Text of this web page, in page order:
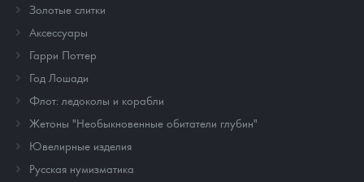
Золотые слитки
Аксессуары
Гарри Поттер
Год Лошади
Флот: ледоколы и корабли
Жетоны "Необыкновенные обитатели глубин"
Ювелирные изделия
Русская нумизматика